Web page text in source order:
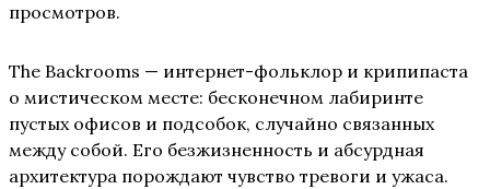
просмотров.
The Backrooms — интернет-фольклор и крипипаста
о мистическом месте: бесконечном лабиринте
пустых офисов и подсобок, случайно связанных
между собой. Его безжизненность и абсурдная
архитектура порождают чувство тревоги и ужаса.